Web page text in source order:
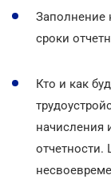
Заполнение
сроки
Кто и как
начисления
отчетности.